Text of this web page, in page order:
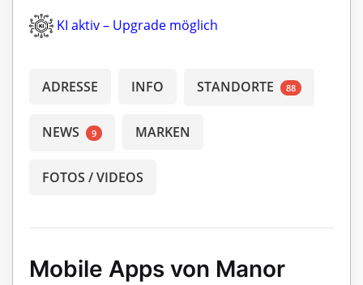
KI aktiv – Upgrade möglich
ADRESSE INFO STANDORTE 88
NEWS 9 MARKEN
FOTOS / VIDEOS
Mobile Apps von Manor